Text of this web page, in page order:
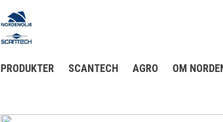
PRODUKTER SCANTECH AGRO OM